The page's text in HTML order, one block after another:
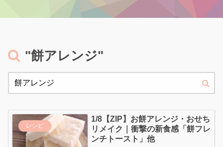
"餅アレンジ"
レシピ
1/8【ZIP】お餅アレンジ・おせち
リメイク｜衝撃の新食感「餅フレ
ンチトースト」他